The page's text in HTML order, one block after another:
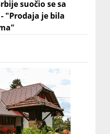
suočio se sa
"Prodaja je bila